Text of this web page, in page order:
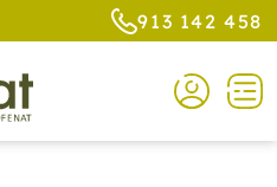
913 142 458